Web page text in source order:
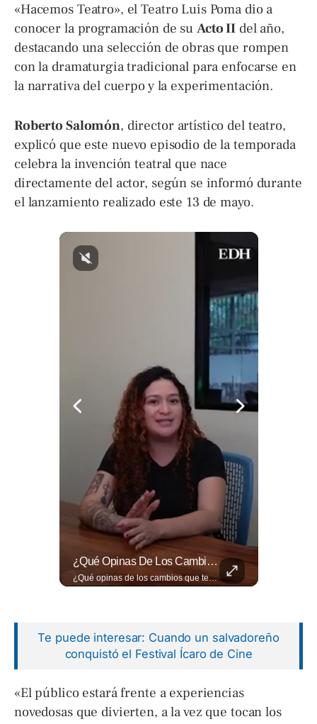
«Hacemos Teatro», el Teatro Luis Poma dio a
conocer la programación de suActo II del año,
destacando una selección de obras que rompen
con la dramaturgia tradicional para enfocarse en
la narrativa del cuerpo y la experimentación.
Roberto Salomón, director artístico del teatro,
explicó que este nuevo episodio de la temporada
celebra la invención teatral que nace
directamente del actor, según se informó durante
el lanzamiento realizado este 13 de mayo.
¿Qué Opinas De Los Cambios Que Tendrá Este Proyecto?
¿Qué opinas de los cambios que tendrá este proyecto? Jardines verticales, ciclovía y accesos inclusivos destacan entre las novedades del viaducto Los Chorros. Lee más 👉 eldiariodehoy.com
Te puede interesar: Cuando un salvadoreño
conquistó el Festival Ícaro de Cine
«El público estará frente a experiencias
novedosas que divierten, a la vez que tocan los